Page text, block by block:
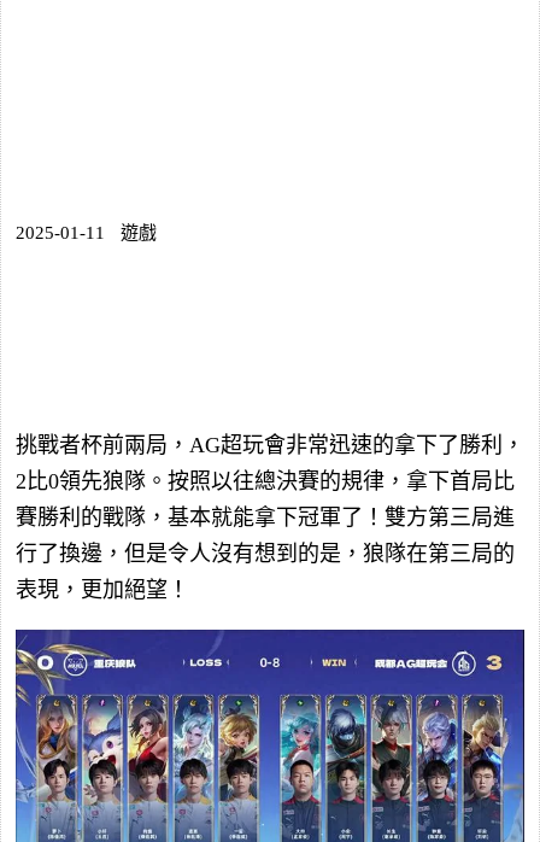
2025-01-11 遊戲
挑戰者杯前兩局，AG超玩會非常迅速的拿下了勝利，
2比0領先狼隊。按照以往總決賽的規律，拿下首局比
賽勝利的戰隊，基本就能拿下冠軍了！雙方第三局進
行了換邊，但是令人沒有想到的是，狼隊在第三局的
表現，更加絕望！